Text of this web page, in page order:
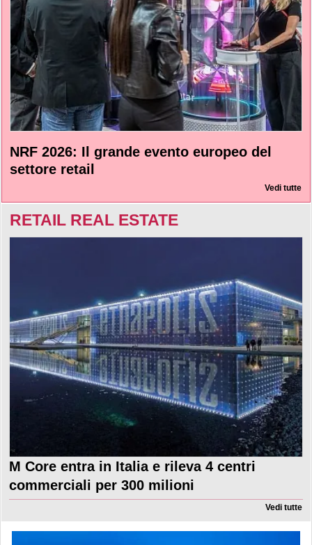
NRF 2026: Il grande evento europeo del
settore retail
Vedi tutte
RETAIL REAL ESTATE
M Core entra in Italia e rileva 4 centri
commerciali per 300 milioni
Vedi tutte